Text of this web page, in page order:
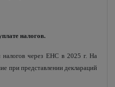
налогов.
налогов через ЕНС в 2025 г. На
при представлении деклараций